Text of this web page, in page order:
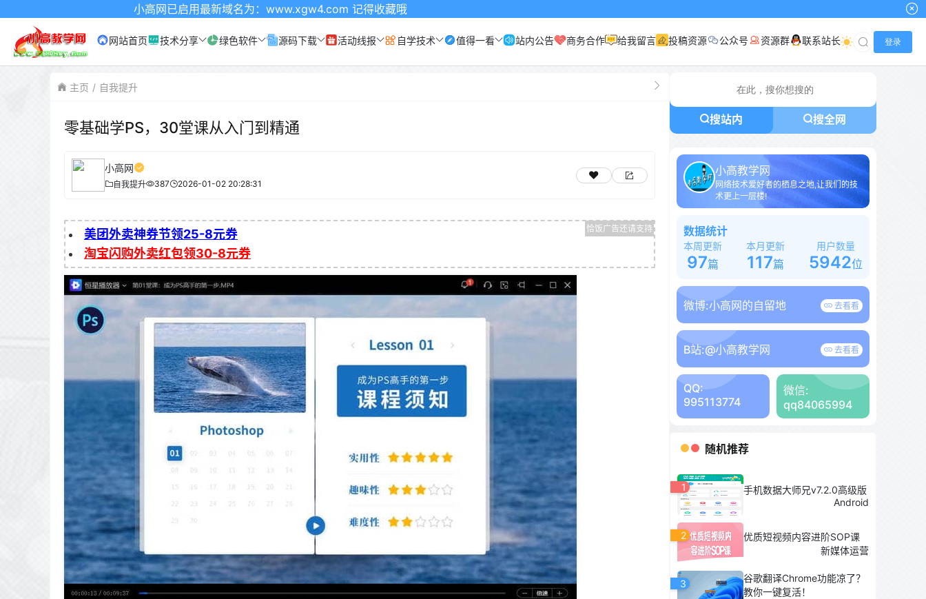
小高网已启用最新域名为：www.xgw4.com 记得收藏哦
网站首页 技术分享 绿色软件 源码下载 活动线报 自学技术 值得一看 站内公告 商务合作 给我留言 投稿资源 公众号 资源群 联系站长 登录
主页 自我提升
零基础学PS，30堂课从入门到精通
小高网
自我提升 387 2026-01-02 20:28:31
美团外卖神券节领25-8元券
淘宝闪购外卖红包领30-8元券
搜站内 搜全网
小高教学网
网络技术爱好者的栖息之地,让我们的技
术更上一层楼!
数据统计
本周更新
97篇
本月更新
117篇
用户数量
5942位
微博:小高网的自留地 去看看
B站:@小高教学网 去看看
QQ:
995113774
微信:
qq84065994
随机推荐
1
手机数据大师兄v7.2.0高级版
Android
2
优质短视频内容进阶SOP课
新媒体运营
3
谷歌翻译Chrome功能凉了？
教你一键复活！